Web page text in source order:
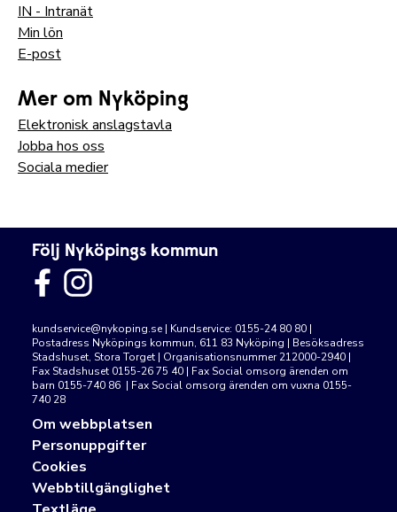
IN - Intranät
Min lön
E-post
Mer om Nyköping
Elektronisk anslagstavla
Jobba hos oss
Sociala medier
Följ Nyköpings kommun
kundservice@nykoping.se | Kundservice: 0155-24 80 80 |
Postadress Nyköpings kommun, 611 83 Nyköping | Besöksadress
Stadshuset, Stora Torget | Organisationsnummer 212000-2940 |
Fax Stadshuset 0155-26 75 40 | Fax Social omsorg ärenden om
barn 0155-740 86 | Fax Social omsorg ärenden om vuxna 0155-
740 28
Om webbplatsen
Personuppgifter
Cookies
Webbtillgänglighet